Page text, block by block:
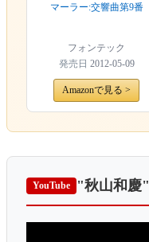
マーラー:交響曲第9番
フォンテック
発売日 2012-05-09
Amazonで見る >
YouTube "秋山和慶"